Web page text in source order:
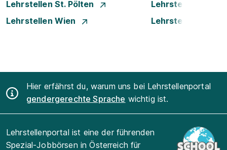
Lehrstellen St. Pölten
Lehrstellen Steyr
Lehrstellen Wien
Lehrstellen
Hier erfährst du, warum uns bei Lehrstellenportal
gendergerechte Sprache wichtig ist.
Lehrstellenportal ist eine der führenden
Spezial-Jobbörsen in Österreich für